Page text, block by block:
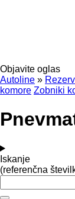
Objavite oglas
Autoline »
komore Zobniki
Iskanje
(referenčna